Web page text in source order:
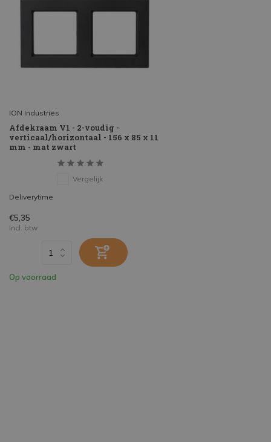
ION Industries
Afdekraam V1 - 2-voudig -
verticaal/horizontaal - 156 x 85 x 11
mm - mat zwart
Vergelijk
Deliverytime
€5,35
Incl. btw
Op voorraad